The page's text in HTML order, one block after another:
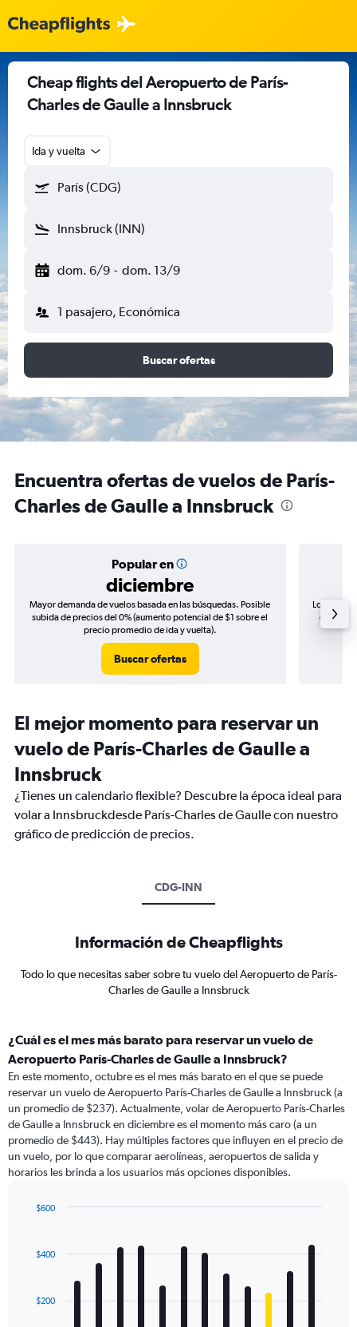
Cheap flights del Aeropuerto de París-
Charles de Gaulle a Innsbruck
Ida y vuelta
París (CDG)
Innsbruck (INN)
dom. 6/9 - dom. 13/9
1 pasajero, Económica
Buscar ofertas
Encuentra ofertas de vuelos de París-
Charles de Gaulle a Innsbruck
Popular en
diciembre
Mayor demanda de vuelos basada en las búsquedas. Posible
subida de precios del 0% (aumento potencial de $1 sobre el
precio promedio de ida y vuelta).
Buscar ofertas
Los
de
El mejor momento para reservar un
vuelo de París-Charles de Gaulle a
Innsbruck
¿Tienes un calendario flexible? Descubre la época ideal para
volar a Innsbruckdesde París-Charles de Gaulle con nuestro
gráfico de predicción de precios.
CDG-INN
Información de Cheapflights
Todo lo que necesitas saber sobre tu vuelo del Aeropuerto de París-
Charles de Gaulle a Innsbruck
¿Cuál es el mes más barato para reservar un vuelo de
Aeropuerto París-Charles de Gaulle a Innsbruck?
En este momento, octubre es el mes más barato en el que se puede
reservar un vuelo de Aeropuerto París-Charles de Gaulle a Innsbruck (a
un promedio de $237). Actualmente, volar de Aeropuerto París-Charles
de Gaulle a Innsbruck en diciembre es el momento más caro (a un
promedio de $443). Hay múltiples factores que influyen en el precio de
un vuelo, por lo que comparar aerolíneas, aeropuertos de salida y
horarios les brinda a los usuarios más opciones disponibles.
with
12
The
$200
$400
$600